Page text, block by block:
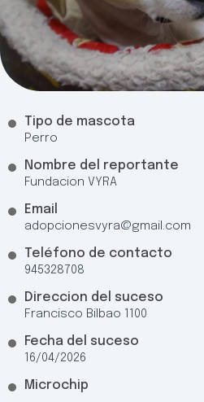
Tipo de mascota
Perro
Nombre del reportante
Fundacion VYRA
Email
adopcionesvyra@gmail.com
Teléfono de contacto
945328708
Direccion del suceso
Francisco Bilbao 1100
Fecha del suceso
16/04/2026
Microchip